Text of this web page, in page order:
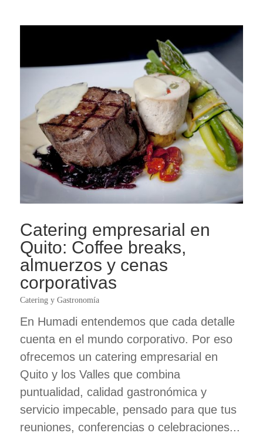
Catering empresarial en
Quito: Coffee breaks,
almuerzos y cenas
corporativas
Catering y Gastronomía
En Humadi entendemos que cada detalle
cuenta en el mundo corporativo. Por eso
ofrecemos un catering empresarial en
Quito y los Valles que combina
puntualidad, calidad gastronómica y
servicio impecable, pensado para que tus
reuniones, conferencias o celebraciones...